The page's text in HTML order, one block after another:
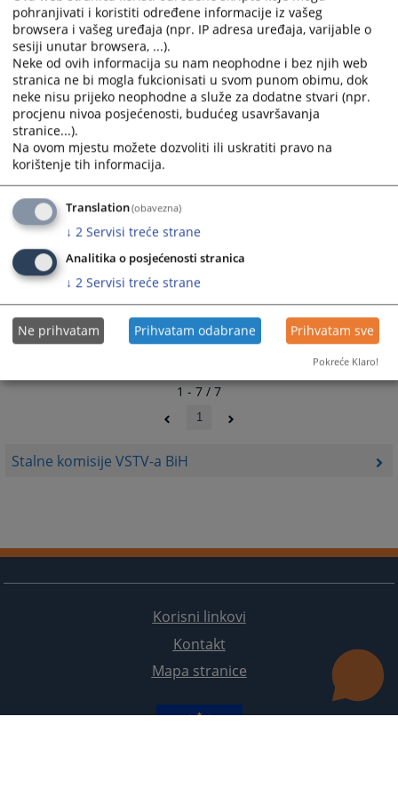
Stalne komisije VSTV-a BiH
calendar
and
select
a
date.
Press
the
question
mark
to
get
keyboard
shortcuts
changing
dates.
calendar
and
select
a
date.
Press
the
question
get
the
keyboard
shortcuts
changing
dates.
Stalna komisija za etiku, integritet i odgovornost sudija i
tužilaca
Stalna komisija za edukaciju i sudsku dokumentaciju
Stalna komisija za efikasnost i kvalitet tužilaštava
Stalna komisija za legislativu
Stalne komisije VSTV-a BiH
1 - 7 / 7
1
Korisni linkovi
Kontakt
Mapa stranice
pohranjivati i koristiti određene informacije iz vašeg
browsera i vašeg uređaja (npr. IP adresa uređaja, varijable o
sesiji unutar browsera, ...).
Neke od ovih informacija su nam neophodne i bez njih web
stranica ne bi mogla fukcionisati u svom punom obimu, dok
neke nisu prijeko neophodne a služe za dodatne stvari (npr.
procjenu nivoa posjećenosti, budućeg usavršavanja
stranice...).
Na ovom mjestu možete dozvoliti ili uskratiti pravo na
korištenje tih informacija.
Translation(obavezna)
↓ 2 Servisi treće strane
Analitika o posjećenosti stranica
↓ 2 Servisi treće strane
Ne prihvatam Prihvatam odabrane Prihvatam sve
Pokreće Klaro!